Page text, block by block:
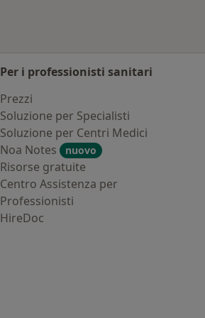
Per i professionisti sanitari
Prezzi
Soluzione per Specialisti
Soluzione per Centri Medici
Noa Notes
nuovo
Risorse gratuite
Centro Assistenza per
Professionisti
HireDoc